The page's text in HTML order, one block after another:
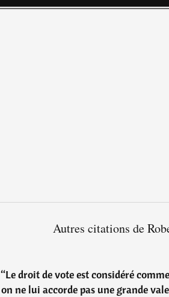
Autres citations de
“Le droit de vote est considéré
on ne lui accorde pas une grande